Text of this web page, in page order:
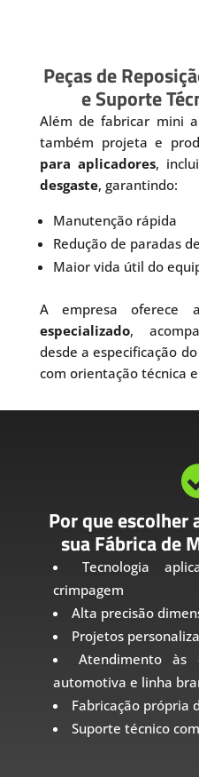
Peças de
e Suporte
Além de fabricar mini
também projeta e
para aplicadores,
desgaste, garantindo:
Manutenção rápida
Redução de paradas
Maior vida útil do
A empresa oferece
especializado,
desde a especificação
com orientação técnica
Por que escolher
sua Fábrica de
Tecnologia
crimpagem
Alta precisão
Projetos
Atendimento às
automotiva e linha
Fabricação própria
Suporte técnico